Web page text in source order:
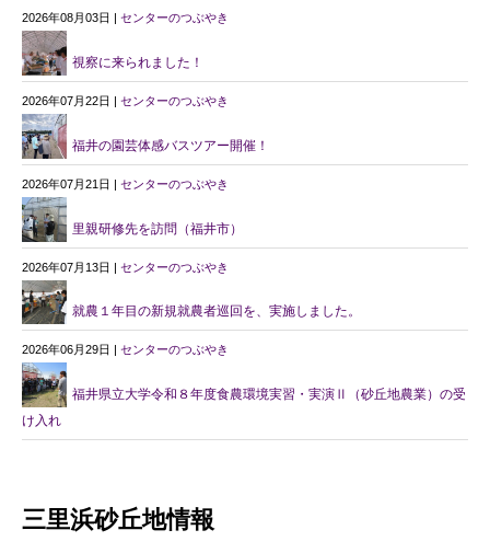
2026年08月03日 | センターのつぶやき
視察に来られました！
2026年07月22日 | センターのつぶやき
福井の園芸体感バスツアー開催！
2026年07月21日 | センターのつぶやき
里親研修先を訪問（福井市）
2026年07月13日 | センターのつぶやき
就農１年目の新規就農者巡回を、実施しました。
2026年06月29日 | センターのつぶやき
福井県立大学令和８年度食農環境実習・実演Ⅱ（砂丘地農業）の受
け入れ
三里浜砂丘地情報